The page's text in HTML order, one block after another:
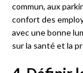
commun, aux
confort des
avec une bonne
sur la santé et la